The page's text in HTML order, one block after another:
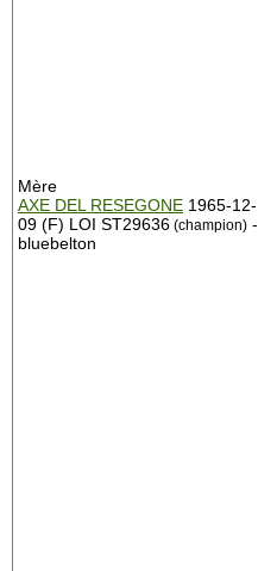
Mère
AXE DEL RESEGONE 1965-12-
09 (F) LOI ST29636 (champion) -
bluebelton